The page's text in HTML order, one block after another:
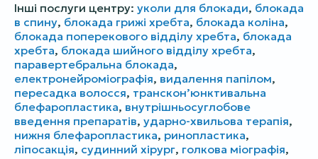
Інші послуги центру: уколи для блокади, блокада
в спину, блокада грижі хребта, блокада коліна,
блокада поперекового відділу хребта, блокада
хребта, блокада шийного відділу хребта,
паравертебральна блокада,
електронейроміографія, видалення папілом,
пересадка волосся, транскон’юнктивальна
блефаропластика, внутрішньосуглобове
введення препаратів, ударно-хвильова терапія,
нижня блефаропластика, ринопластика,
ліпосакція, судинний хірург, голкова міографія,